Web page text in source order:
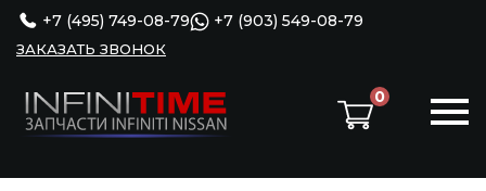
+7 (495) 749-08-79 +7 (903) 549-08-79
ЗАКАЗАТЬ ЗВОНОК
0